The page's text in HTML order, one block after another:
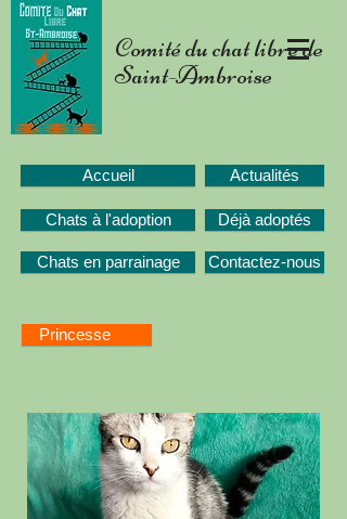
Comité du chat libre de
Saint-Ambroise
Accueil Actualités
Chats à l'adoption
Chats en parrainage
Déjà adoptés
Contactez-nous
Princesse